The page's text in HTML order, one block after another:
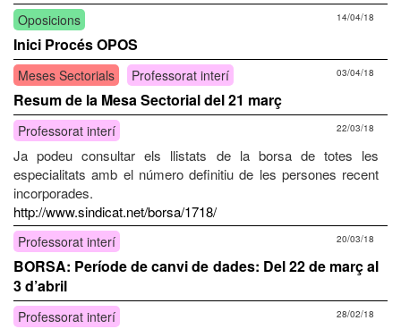
Oposicions 14/04/18
Inici Procés OPOS
Meses Sectorials Professorat interí 03/04/18
Resum de la Mesa Sectorial del 21 març
Professorat interí 22/03/18
Ja podeu consultar els llistats de la borsa de totes les
especialitats amb el número definitiu de les persones recent
incorporades.
http://www.sindicat.net/borsa/1718/
Professorat interí 20/03/18
BORSA: Període de canvi de dades: Del 22 de març al
3 d’abril
Professorat interí 28/02/18